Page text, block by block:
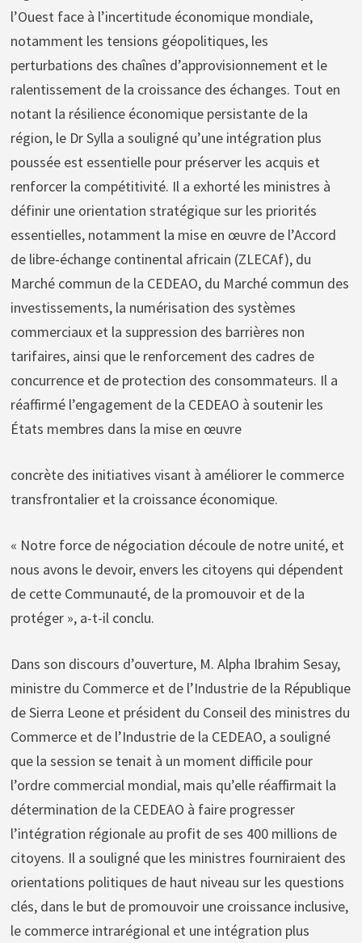
l’Ouest face à l’incertitude économique mondiale,
notamment les tensions géopolitiques, les
perturbations des chaînes d’approvisionnement et le
ralentissement de la croissance des échanges. Tout en
notant la résilience économique persistante de la
région, le Dr Sylla a souligné qu’une intégration plus
poussée est essentielle pour préserver les acquis et
renforcer la compétitivité. Il a exhorté les ministres à
définir une orientation stratégique sur les priorités
essentielles, notamment la mise en œuvre de l’Accord
de libre-échange continental africain (ZLECAf), du
Marché commun de la CEDEAO, du Marché commun des
investissements, la numérisation des systèmes
commerciaux et la suppression des barrières non
tarifaires, ainsi que le renforcement des cadres de
concurrence et de protection des consommateurs. Il a
réaffirmé l’engagement de la CEDEAO à soutenir les
États membres dans la mise en œuvre
concrète des initiatives visant à améliorer le commerce
transfrontalier et la croissance économique.
« Notre force de négociation découle de notre unité, et
nous avons le devoir, envers les citoyens qui dépendent
de cette Communauté, de la promouvoir et de la
protéger », a-t-il conclu.
Dans son discours d’ouverture, M. Alpha Ibrahim Sesay,
ministre du Commerce et de l’Industrie de la République
de Sierra Leone et président du Conseil des ministres du
Commerce et de l’Industrie de la CEDEAO, a souligné
que la session se tenait à un moment difficile pour
l’ordre commercial mondial, mais qu’elle réaffirmait la
détermination de la CEDEAO à faire progresser
l’intégration régionale au profit de ses 400 millions de
citoyens. Il a souligné que les ministres fourniraient des
orientations politiques de haut niveau sur les questions
clés, dans le but de promouvoir une croissance inclusive,
le commerce intrarégional et une intégration plus